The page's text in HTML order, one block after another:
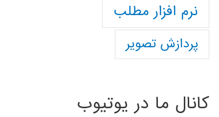
نرم افزار مطلب
پردازش تصویر
کانال ما در یوتیوب